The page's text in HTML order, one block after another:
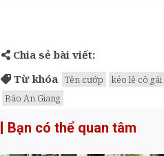
Chia sẻ bài viết:
Từ khóa
Tên cướp kéo lê cô gái
Báo An Giang
Bạn có thể quan tâm